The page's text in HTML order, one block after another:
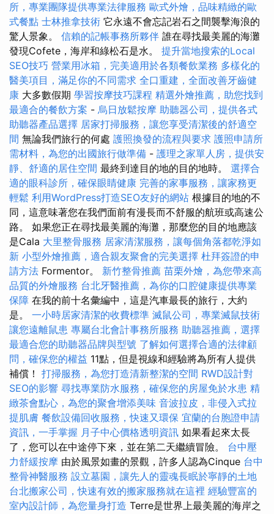
所，專業團隊提供專業法律服務 歐式外燴，品味精緻的歐
式餐點 士林推拿技術 它永遠不會忘記岩石之間襲擊海浪的
驚人景象。 信賴的記帳事務所夥伴 誰在尋找最美麗的海灘
發現Cofete，海岸和綠松石是水。 提升當地搜索的Local
SEO技巧 營業用冰箱，完美適用於各類餐飲業務 多樣化的
醫美項目，滿足你的不同需求 全口重建，全面改善牙齒健
康 大多數假期 學習按摩技巧課程 精選外燴推薦，助您找到
最適合的餐飲方案 - 烏日放鬆按摩 助聽器公司，提供各式
助聽器產品選擇 居家打掃服務，讓您享受清潔後的舒適空
間 無論我們旅行的何處 護照換發的流程與要求 護照申請所
需材料，為您的出國旅行做準備 - 護理之家單人房，提供安
靜、舒適的居住空間 最終到達目的地的目的地時。 選擇合
適的眼科診所，確保眼睛健康 完善的家事服務，讓家務更
輕鬆 利用WordPress打造SEO友好的網站 根據目的地的不
同，這意味著您在我們面前有漫長而不舒服的航班或高速公
路。 如果您正在尋找最美麗的海灘，那麼您的目的地應該
是Cala 大里整骨服務 居家清潔服務，讓每個角落都乾淨如
新 小型外燴推薦，適合親友聚會的完美選擇 杜拜簽證的申
請方法 Formentor。 新竹整骨推薦 苗栗外燴，為您帶來高
品質的外燴服務 台北牙醫推薦，為你的口腔健康提供專業
保障 在我的前十名彙編中，這是汽車最長的旅行，大約
是。 一小時居家清潔的收費標準 滅鼠公司，專業滅鼠技術
讓您遠離鼠患 專屬台北會計事務所服務 助聽器推薦，選擇
最適合您的助聽器品牌與型號 了解如何選擇合適的法律顧
問，確保您的權益 11點，但是視線和經驗將為所有人提供
補償！ 打掃服務，為您打造清新整潔的空間 RWD設計對
SEO的影響 尋找專業防水服務，確保您的房屋免於水患 精
緻茶會點心，為您的聚會增添美味 音波拉皮，非侵入式拉
提肌膚 餐飲設備回收服務，快速又環保 宜蘭的台胞證申請
資訊，一手掌握 月子中心價格透明資訊 如果看起來太長
了，您可以在中途停下來，並在第二天繼續冒險。 台中壓
力舒緩按摩 由於風景如畫的景觀，許多人認為Cinque 台中
整骨神醫服務 設立墓園，讓先人的靈魂長眠於寧靜的土地
台北搬家公司，快速有效的搬家服務就在這裡 經驗豐富的
室內設計師，為您量身打造 Terre是世界上最美麗的海岸之